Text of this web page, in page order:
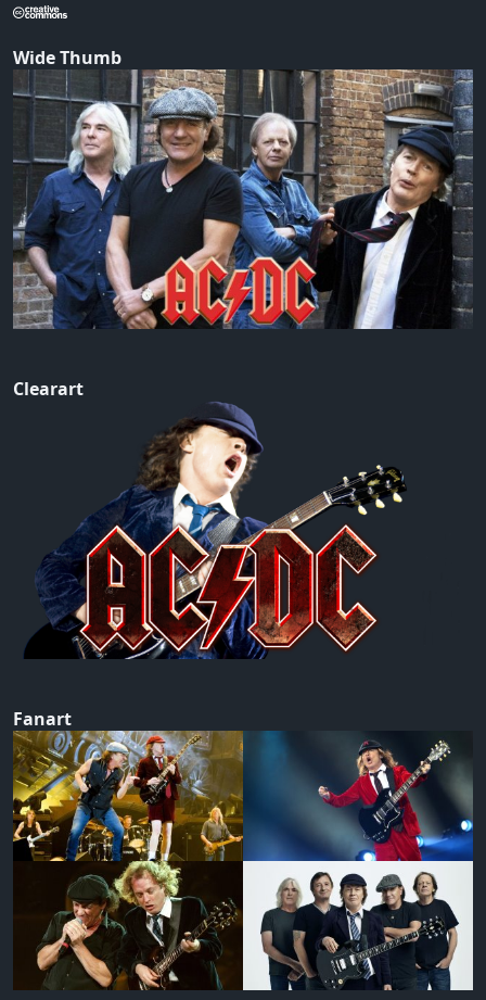
Wide Thumb
Clearart
Fanart